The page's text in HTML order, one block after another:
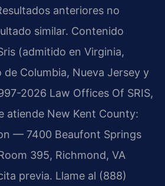
anteriores no
similar. Contenido
(admitido en Virginia,
Columbia, Nueva Jersey y
2026 Law Offices Of SRIS,
atiende New Kent County:
— 7400 Beaufont Springs
395, Richmond, VA
previa. Llame al (888)